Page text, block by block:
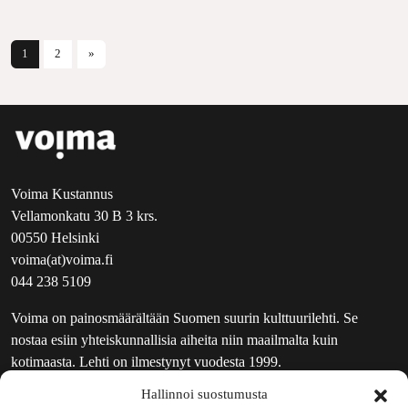
Hallinnoi suostumusta
Artikkelien selaus
1 2 »
Voima Kustannus
Vellamonkatu 30 B 3 krs.
00550 Helsinki
voima(at)voima.fi
044 238 5109
Voima on painosmäärältään Suomen suurin kulttuurilehti. Se
nostaa esiin yhteiskunnallisia aiheita niin maailmalta kuin
kotimaasta. Lehti on ilmestynyt vuodesta 1999.